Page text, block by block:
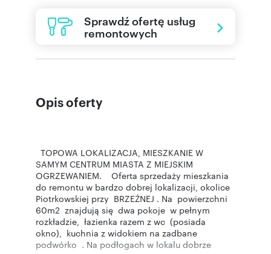
Sprawdź ofertę usług
remontowych
Opis oferty
TOPOWA LOKALIZACJA, MIESZKANIE W
SAMYM CENTRUM MIASTA Z MIEJSKIM
OGRZEWANIEM. Oferta sprzedaży mieszkania
do remontu w bardzo dobrej lokalizacji, okolice
Piotrkowskiej przy BRZEŹNEJ . Na powierzchni
60m2 znajdują się dwa pokoje w pełnym
rozkładzie, łazienka razem z wc (posiada
okno), kuchnia z widokiem na zadbane
podwórko . Na podłogach w lokalu dobrze